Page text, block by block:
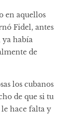
en aquellos
Fidel, antes
ya había
de
los cubanos
de que si tu
hace falta y